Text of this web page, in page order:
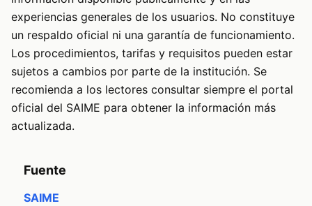
experiencias generales de los usuarios. No constituye
un respaldo oficial ni una garantía de funcionamiento.
Los procedimientos, tarifas y requisitos pueden estar
sujetos a cambios por parte de la institución. Se
recomienda a los lectores consultar siempre el portal
oficial del SAIME para obtener la información más
actualizada.
Fuente
SAIME